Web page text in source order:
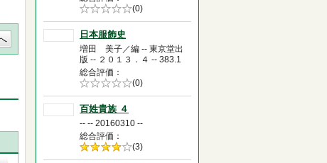
5段階評価の
0.0
(0)
日本服飾史
増田 美子／編 -- 東京堂出
版 -- ２０１３．４ -- 383.1
総合評価
5段階評価の
0.0
(0)
百姓貴族 ４
-- -- 20160310 --
総合評価
5段階評価の
4.0
(3)